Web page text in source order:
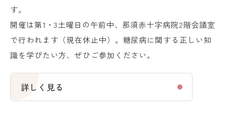
す。
開催は第1・3土曜日の午前中、那須赤十字病院2階会議室
で行われます（現在休止中）。糖尿病に関する正しい知
識を学びたい方、ぜひご参加ください。
詳しく見る